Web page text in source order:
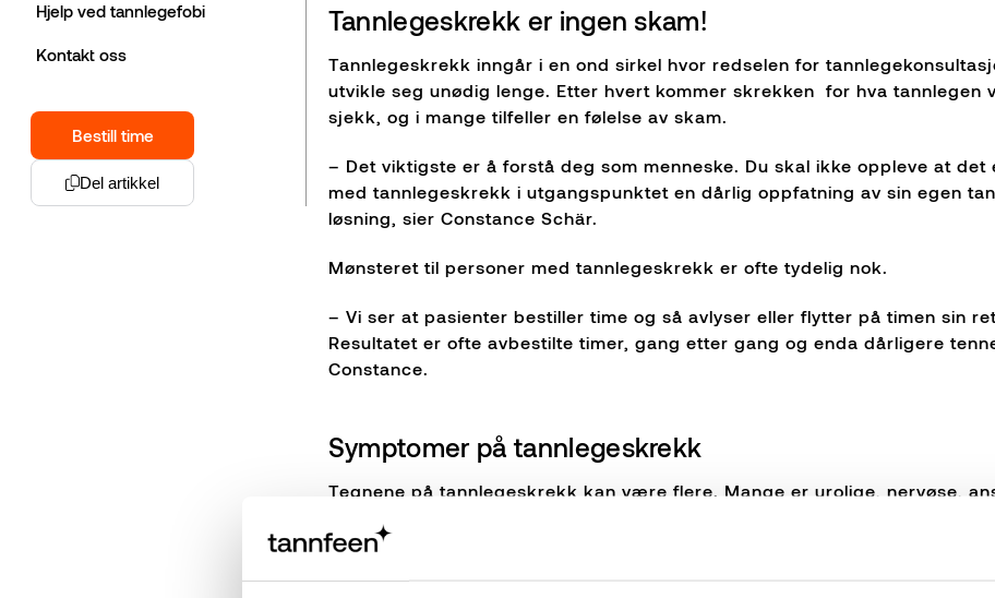
Hjelp ved tannlegefobi
Kontakt oss
Bestill time
Del artikkel
Tannlegeskrekk er ingen skam!
Tannlegeskrekk inngår i en ond sirkel hvor redselen for
utvikle seg unødig lenge. Etter hvert kommer skrekken for hva tannlegen
sjekk, og i mange tilfeller en følelse av skam.
– Det viktigste er å forstå deg som menneske. Du skal ikke oppleve at
med tannlegeskrekk i utgangspunktet en dårlig oppfatning av sin egen
løsning, sier Constance Schär.
Mønsteret til personer med tannlegeskrekk er ofte tydelig nok.
– Vi ser at pasienter bestiller time og så avlyser eller flytter på timen sin
Resultatet er ofte avbestilte timer, gang etter gang og enda dårligere
Constance.
Symptomer på tannlegeskrekk
Tegnene på tannlegeskrekk kan være flere. Mange er urolige, nervøse,
– Angst kan gi seg utslag på ulikt vis. Noen vil bare flykte, andre fryser